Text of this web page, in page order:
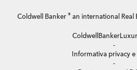
an international Real
-